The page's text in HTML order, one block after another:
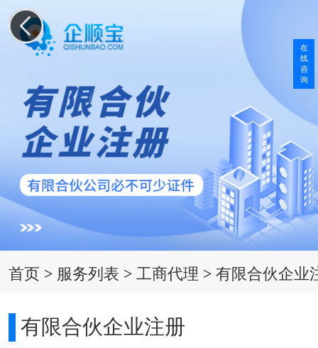
首页 > 服务列表 >工商代理 >有限合伙企业
有限合伙企业注册
在
线
咨
询